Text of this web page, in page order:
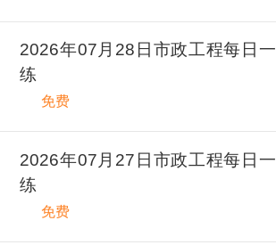
2026年07月28日市政工程每日一
练
免费
2026年07月27日市政工程每日一
练
免费